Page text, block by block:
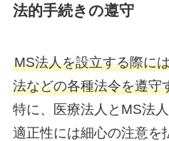
法的手続きの遵守
MS法人を設立する際に
法などの各種法令を遵守
特に、医療法人とMS法
適正性には細心の注意を